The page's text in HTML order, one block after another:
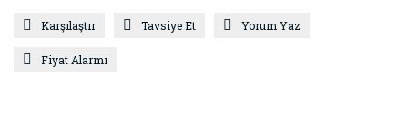
Karşılaştır Tavsiye Et Yorum Yaz
Fiyat Alarmı